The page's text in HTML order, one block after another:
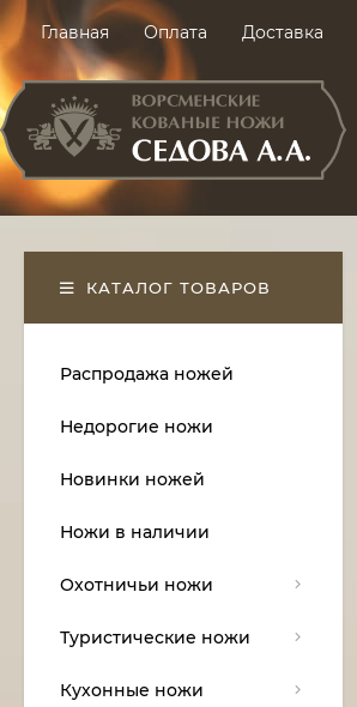
Главная Оплата Доставка
КАТАЛОГ ТОВАРОВ
Распродажа ножей
Недорогие ножи
Новинки ножей
Ножи в наличии
Охотничьи ножи
Туристические ножи
Кухонные ножи